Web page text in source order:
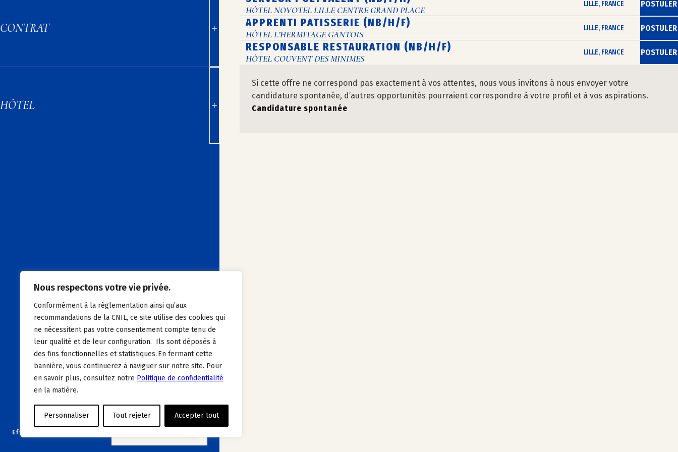
Nous respectons votre vie privée.
Conformément à la réglementation ainsi qu’aux
recommandations de la CNIL, ce site utilise des cookies qui
ne nécessitent pas votre consentement compte tenu de
leur qualité et de leur configuration. Ils sont déposés à
des fins fonctionnelles et statistiques. En fermant cette
bannière, vous continuerez à naviguer sur notre site. Pour
en savoir plus, consultez notre Politique de confidentialité
en la matière.
Personnaliser Tout rejeter Accepter tout
CONTRAT
HÔTEL
Effacer les filtres
HÔTEL NOVOTEL LILLE CENTRE GRAND PLACE
LILLE, FRANCE POSTULER
APPRENTI PATISSERIE (NB/H/F)
HÔTEL L’HERMITAGE GANTOIS
LILLE, FRANCE POSTULER
RESPONSABLE RESTAURATION (NB/H/F)
HÔTEL COUVENT DES MINIMES
LILLE, FRANCE POSTULER
Si cette offre ne correspond pas exactement à vos attentes, nous vous invitons à nous envoyer votre
candidature spontanée, d’autres opportunités pourraient correspondre à votre profil et à vos aspirations.
Candidature spontanée